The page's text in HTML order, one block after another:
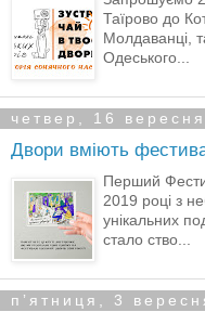
Таїрово до
Молдаванці,
Одеського...
четвер, 16
Двори вміють
Перший
2019 році з
унікальних
стало ство...
пʼятниця, 3